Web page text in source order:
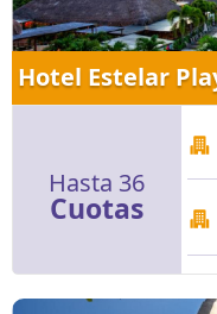
Hotel Estelar
Hasta 36
Cuotas